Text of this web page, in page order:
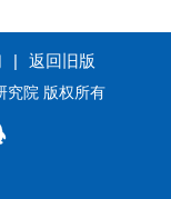
| 返回旧版
究院 版权所有